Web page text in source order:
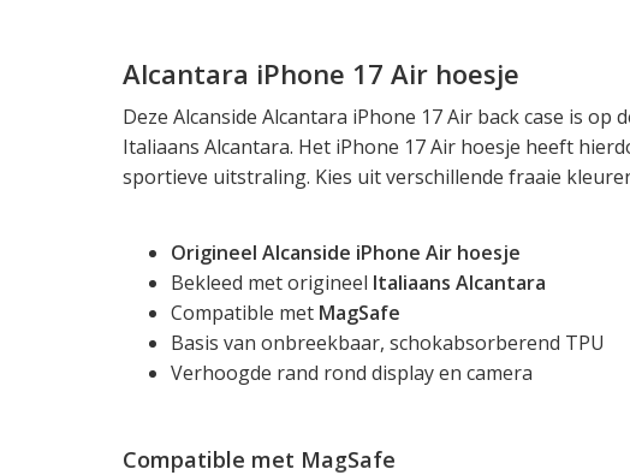
Alcantara iPhone 17 Air hoesje
Deze Alcanside Alcantara iPhone 17 Air back case is op
Italiaans Alcantara. Het iPhone 17 Air hoesje heeft
sportieve uitstraling. Kies uit verschillende fraaie
Origineel Alcanside iPhone Air hoesje
Bekleed met origineel Italiaans Alcantara
Compatible met MagSafe
Basis van onbreekbaar, schokabsorberend TPU
Verhoogde rand rond display en camera
Compatible met MagSafe